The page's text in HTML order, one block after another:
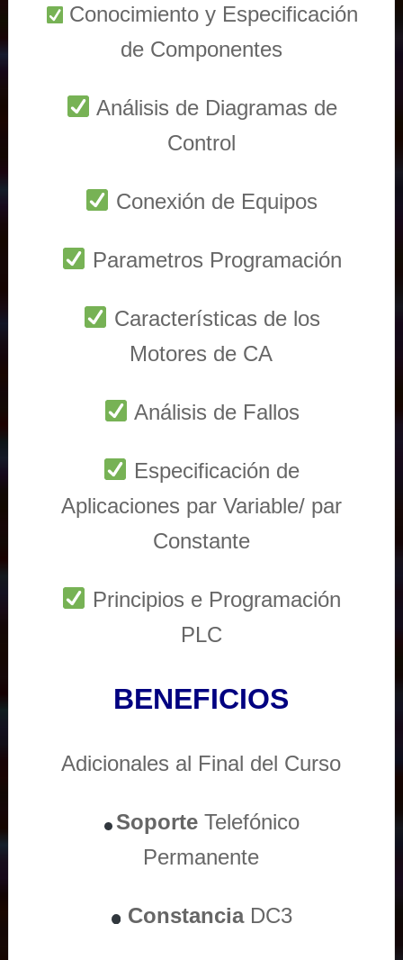
Conocimiento y Especificación
de Componentes
Análisis de Diagramas de
Control
Conexión de Equipos
Parametros Programación
Características de los
Motores de CA
Análisis de Fallos
Especificación de
Aplicaciones par Variable/ par
Constante
Principios e Programación
PLC
BENEFICIOS
Adicionales al Final del Curso
Soporte Telefónico
Permanente
ConstanciaDC3